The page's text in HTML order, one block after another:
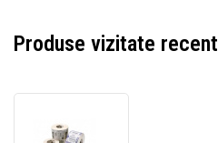
Produse vizitate recent